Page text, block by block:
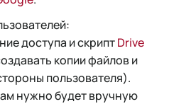
доступа и скриптDrive
копии файлов и
пользователя).
нужно будет вручную